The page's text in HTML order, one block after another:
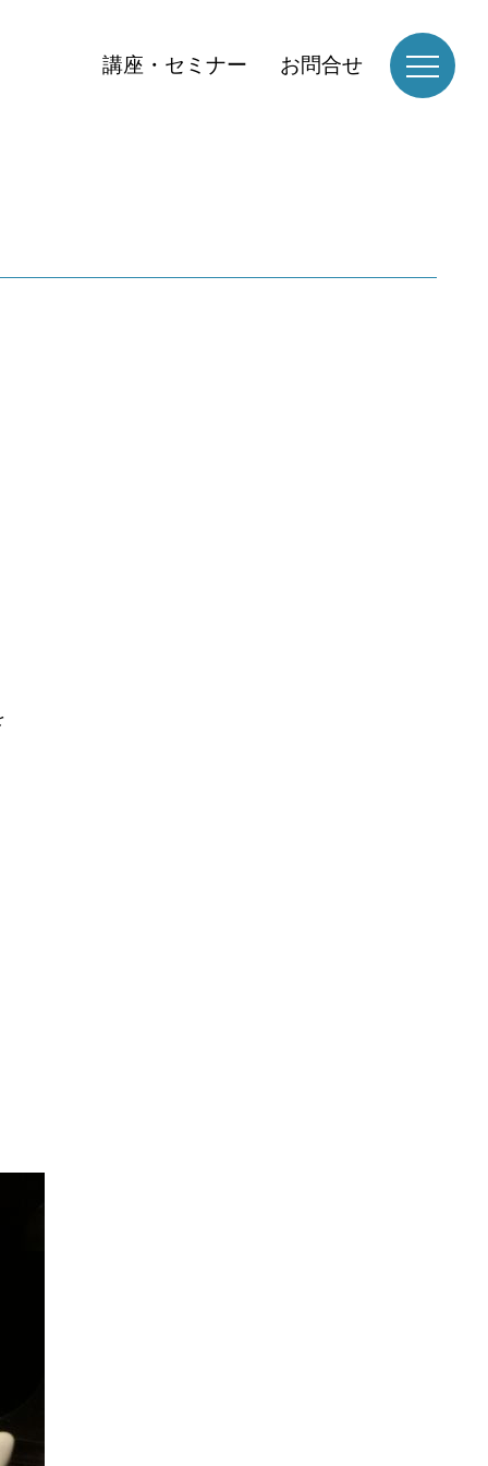
講座・セミナー お問合せ